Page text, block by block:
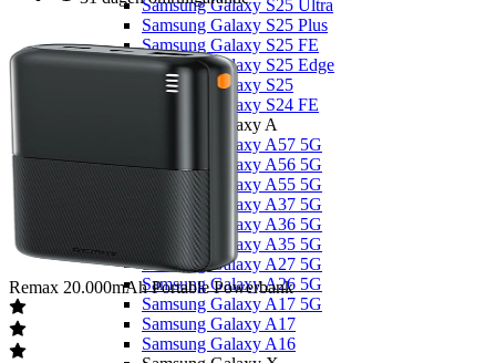
Samsung Galaxy S25 Ultra
Samsung Galaxy S25 Plus
Samsung Galaxy S25 FE
Samsung Galaxy S25 Edge
Samsung Galaxy S25
Samsung Galaxy S24 FE
Samsung Galaxy A
Samsung Galaxy A57 5G
Samsung Galaxy A56 5G
Samsung Galaxy A55 5G
Samsung Galaxy A37 5G
Samsung Galaxy A36 5G
Samsung Galaxy A35 5G
Samsung Galaxy A27 5G
Samsung Galaxy A26 5G
Samsung Galaxy A17 5G
Samsung Galaxy A17
Samsung Galaxy A16
Remax 20.000mAh Portable Powerbank